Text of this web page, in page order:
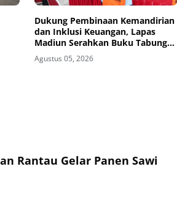
Dukung Pembinaan Kemandirian
dan Inklusi Keuangan, Lapas
Madiun Serahkan Buku Tabungan
dan ATM BRI kepada Warga
Binaan
Agustus 05, 2026
Rantau Gelar Panen Sawi